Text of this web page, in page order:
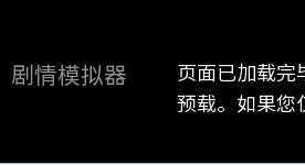
剧情模拟器
页面已加载完
预载。如果您